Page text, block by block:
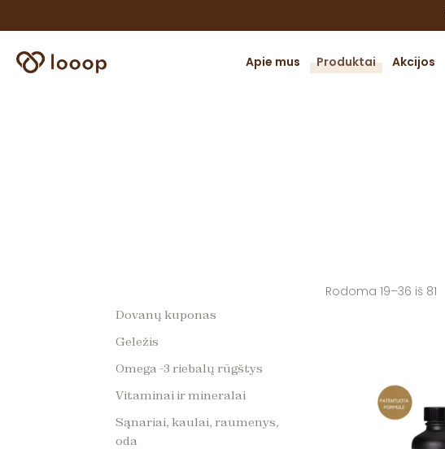
Apie mus Produktai
smegenų veikla
Virškinimas,
Akcijos
Rodoma 19–36 iš 81
Dovanų kuponas
Geležis
Omega -3 riebalų rūgštys
Vitaminai ir mineralai
Sąnariai, kaulai, raumenys,
oda